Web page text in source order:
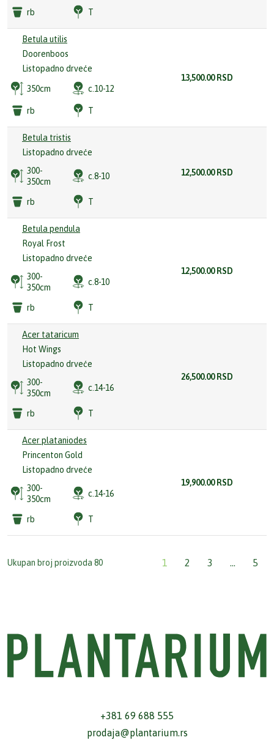
rb T
Betula utilis
Doorenboos
Listopadno drveće
350cm c.10-12
rb T
13,500.00 RSD
Betula tristis
Listopadno drveće
300-
350cm
c.8-10
rb T
12,500.00 RSD
Betula pendula
Royal Frost
Listopadno drveće
300-
350cm
c.8-10
rb T
12,500.00 RSD
Acer tataricum
Hot Wings
Listopadno drveće
300-
350cm
c.14-16
rb T
26,500.00 RSD
Acer plataniodes
Princenton Gold
Listopadno drveće
300-
350cm
c.14-16
rb T
19,900.00 RSD
Ukupan broj proizvoda 80 1 2 3 … 5
+381 69 688 555
prodaja@plantarium.rs